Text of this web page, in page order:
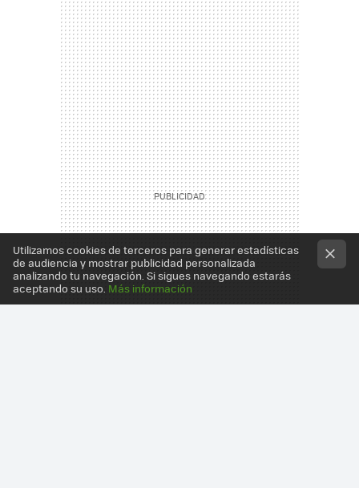
Utilizamos cookies de terceros para generar estadísticas
de audiencia y mostrar publicidad personalizada
analizando tu navegación. Si sigues navegando estarás
aceptando su uso. Más información